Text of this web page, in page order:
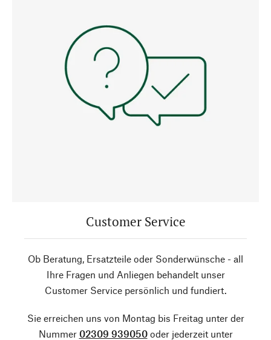
Customer Service
Ob Beratung, Ersatzteile oder Sonderwünsche - all
Ihre Fragen und Anliegen behandelt unser
Customer Service persönlich und fundiert.
Sie erreichen uns von Montag bis Freitag unter der
Nummer 02309 939050oder jederzeit unter